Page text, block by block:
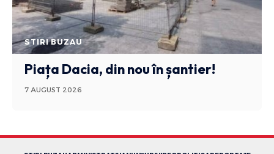
STIRI BUZAU
Piața Dacia, din nou în șantier!
7 AUGUST 2026